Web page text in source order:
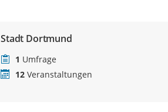
Stadt Dortmund
1 Umfrage
12 Veranstaltungen